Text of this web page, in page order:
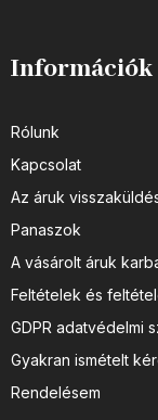
Információk
Rólunk
Kapcsolat
Az áruk
Panaszok
A vásárolt áruk
Feltételek és
GDPR adatvédelmi
Gyakran ismételt
Rendelésem